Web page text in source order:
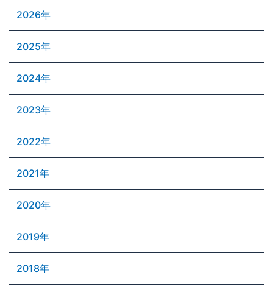
2026年
2025年
2024年
2023年
2022年
2021年
2020年
2019年
2018年